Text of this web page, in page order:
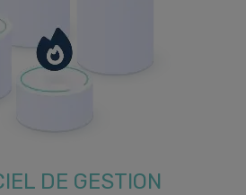
DE GESTION